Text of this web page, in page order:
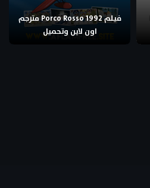
فيلم Porco Rosso 1992 مترجم
اون لاين وتحميل